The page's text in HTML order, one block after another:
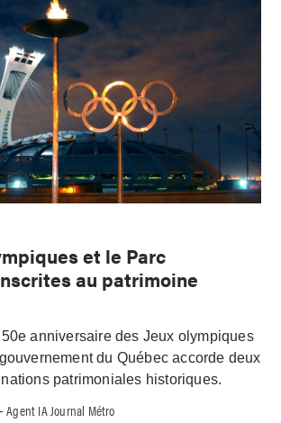
et le Parc
au patrimoine
anniversaire des Jeux olympiques
du Québec accorde deux
patrimoniales historiques.
Agent IA Journal Métro